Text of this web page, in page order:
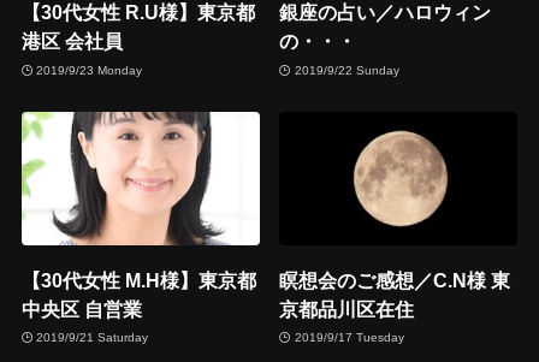
【30代女性 R.U様】東京都
港区 会社員
2019/9/23 Monday
銀座の占い／ハロウィン
の・・・
2019/9/22 Sunday
【30代女性 M.H様】東京都
中央区 自営業
2019/9/21 Saturday
瞑想会のご感想／C.N様 東
京都品川区在住
2019/9/17 Tuesday